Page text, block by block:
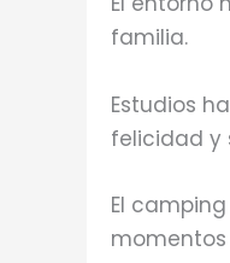
familia.
Estudios
felicidad y
El
momentos